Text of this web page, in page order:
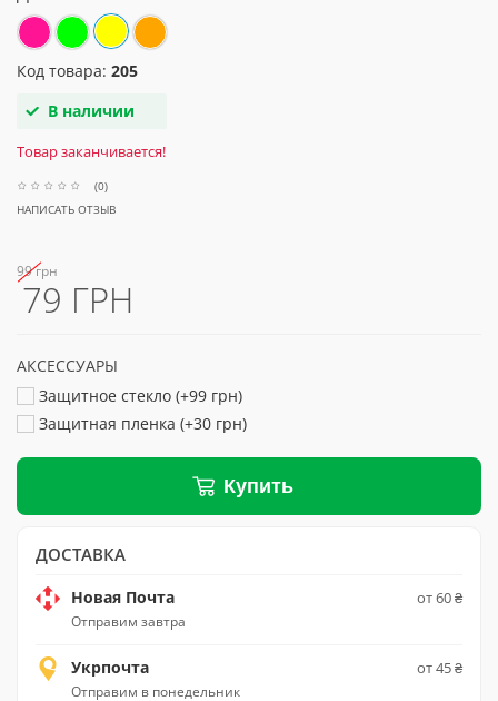
Код товара: 205
В наличии
Товар заканчивается!
(0)
НАПИСАТЬ ОТЗЫВ
99 грн
79 ГРН
АКСЕССУАРЫ
Защитное стекло (+99 грн)
Защитная пленка (+30 грн)
Купить
ДОСТАВКА
Новая Почта
Отправим завтра
от 60 ₴
Укрпочта
Отправим в понедельник
от 45 ₴